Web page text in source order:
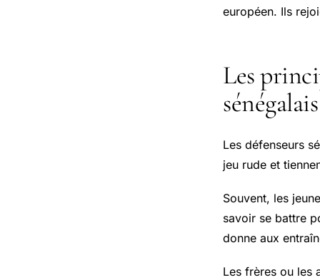
européen. Ils
Les
sénégalais
Les défenseurs
jeu rude et
Souvent, les
savoir se battre
donne aux
Les frères ou les